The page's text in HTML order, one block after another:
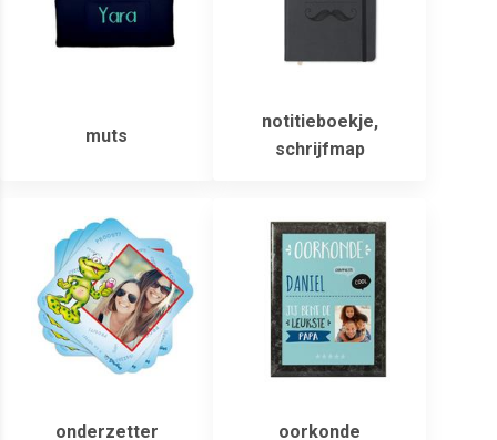
muts
notitieboekje,
schrijfmap
onderzetter oorkonde